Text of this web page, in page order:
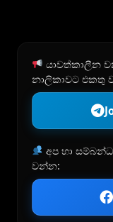
යාවත්කාලීන
නාලිකාවට එකතු
අප හා
වන්න: